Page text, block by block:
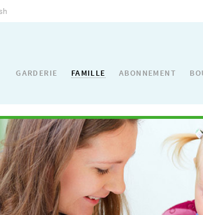
GARDERIE FAMILLE ABONNEMENT